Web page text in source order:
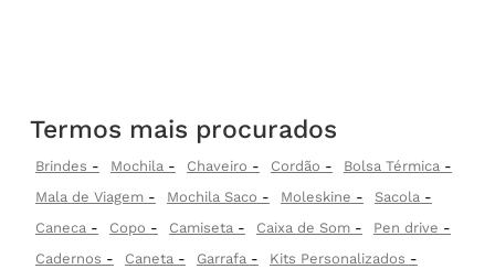
Termos mais procurados
Brindes Mochila Chaveiro Cordão
Bolsa Térmica
Mala de Viagem
Mochila Saco Moleskine
Sacola
Caneca
Copo Camiseta Caixa de Som
Pen drive
Cadernos
Caneta Garrafa
Kits Personalizados